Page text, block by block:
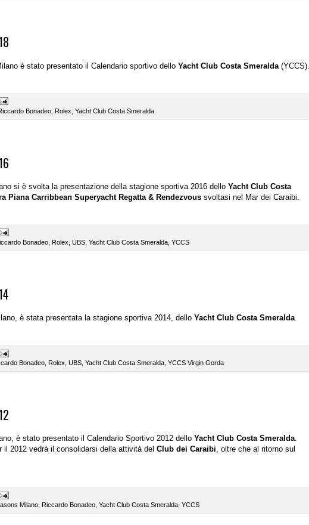
è stato presentato il Calendario sportivo dello Yacht Club Costa Smeralda (YCCS).
Bonadeo Rolex Yacht Club Costa Smeralda
si è svolta la presentazione della stagione sportiva 2016 dello Yacht Club Costa
Piana Carribbean Superyacht Regatta & Rendezvous svoltasi nel Mar dei Caraibi.
Bonadeo Rolex UBS Yacht Club Costa Smeralda YCCS
è stata presentata la stagione sportiva 2014, dello Yacht Club Costa Smeralda.
Bonadeo Rolex UBS Yacht Club Costa Smeralda YCCS Virgin Gorda
è stato presentato il Calendario Sportivo 2012 dello Yacht Club Costa Smeralda.
il 2012 vedrà il consolidarsi della attività del Club dei Caraibi, oltre che al ritorno sul
Milano Riccardo Bonadeo Yacht Club Costa Smeralda YCCS